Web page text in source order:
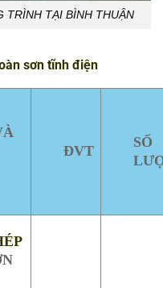
TRÌNH TẠI BÌNH THUẬN
sơn tĩnh điện
ĐVT
SỐ